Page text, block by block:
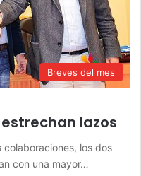
Breves del mes
estrechan lazos
colaboraciones, los dos
con una mayor…